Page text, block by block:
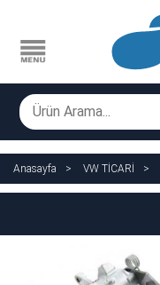
Anasayfa VW TİCARİ